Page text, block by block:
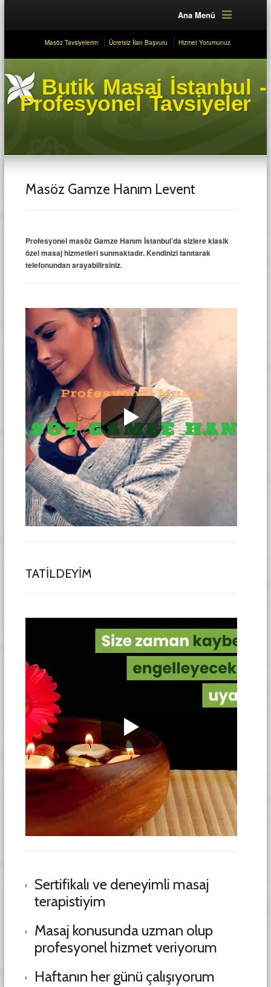
Ana Menü
Masöz Tavsiyelerim Ücretsiz İlan Başvuru Hizmet Yorumunuz
Butik Masaj İstanbul -
Profesyonel Tavsiyeler
Masöz Gamze Hanım Levent
Profesyonel masöz Gamze Hanım İstanbul’da sizlere klasik
özel masaj hizmetleri sunmaktadır. Kendinizi tanıtarak
telefonundan arayabilirsiniz.
TATİLDEYİM
Sertifikalı ve deneyimli masaj
terapistiyim
Masaj konusunda uzman olup
profesyonel hizmet veriyorum
Haftanın her günü çalışıyorum